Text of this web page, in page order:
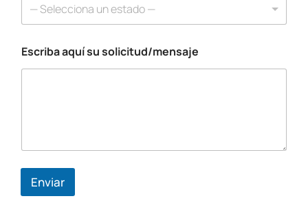
— Selecciona un estado —
Escriba aquí su solicitud/mensaje
Enviar